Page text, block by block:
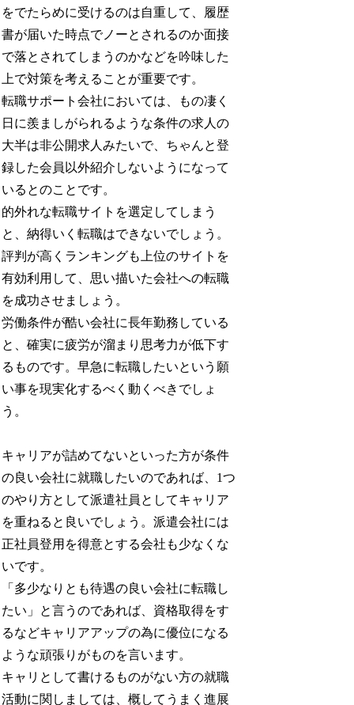
をでたらめに受けるのは自重して、履歴
書が届いた時点でノーとされるのか面接
で落とされてしまうのかなどを吟味した
上で対策を考えることが重要です。
転職サポート会社においては、もの凄く
日に羨ましがられるような条件の求人の
大半は非公開求人みたいで、ちゃんと登
録した会員以外紹介しないようになって
いるとのことです。
的外れな転職サイトを選定してしまう
と、納得いく転職はできないでしょう。
評判が高くランキングも上位のサイトを
有効利用して、思い描いた会社への転職
を成功させましょう。
労働条件が酷い会社に長年勤務している
と、確実に疲労が溜まり思考力が低下す
るものです。早急に転職したいという願
い事を現実化するべく動くべきでしょ
う。
キャリアが詰めてないといった方が条件
の良い会社に就職したいのであれば、1つ
のやり方として派遣社員としてキャリア
を重ねると良いでしょう。派遣会社には
正社員登用を得意とする会社も少なくな
いです。
「多少なりとも待遇の良い会社に転職し
たい」と言うのであれば、資格取得をす
るなどキャリアアップの為に優位になる
ような頑張りがものを言います。
キャリとして書けるものがない方の就職
活動に関しましては、概してうまく進展